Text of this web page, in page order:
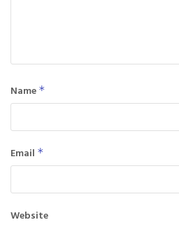
Name *
Email *
Website